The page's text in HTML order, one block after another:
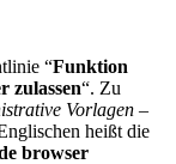
“Funktion
zulassen“. Zu
Vorlagen –
heißt die
browser